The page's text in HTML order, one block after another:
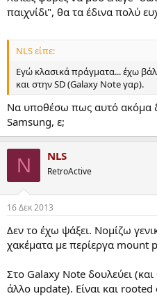
παιχνίδι", θα τα έδινα πολύ
NLS είπε:
Εγώ κλασικά πράγματα... έχω
και στην SD (Galaxy Note γαρ).
Να υποθέσω πως αυτό ακόμα
Samsung, ε;
N NLS
RetroActive
16 Δεκ 2013
Δεν το έχω ψάξει. Νομίζω
χακέματα με περίεργα mount
Στο Galaxy Note δουλεύει
άλλο update). Είναι και rooted